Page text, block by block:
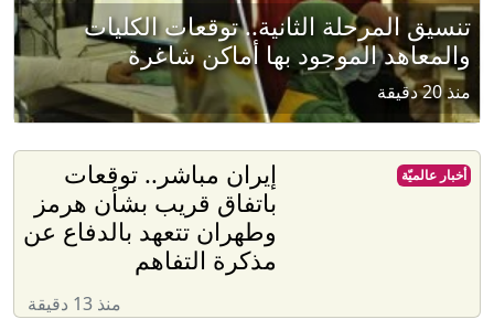
تنسيق المرحلة الثانية.. توقعات الكليات
والمعاهد الموجود بها أماكن شاغرة
منذ 20 دقيقة
إيران مباشر.. توقعات
باتفاق قريب بشأن هرمز
وطهران تتعهد بالدفاع عن
مذكرة التفاهم
منذ 13 دقيقة
أخبار عالميّة